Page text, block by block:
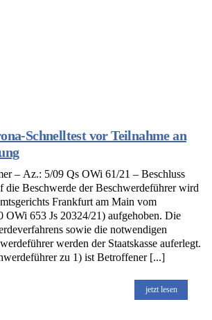
Schnelltest vor Teilnahme an
– Az.: 5/09 Qs OWi 61/21 – Beschluss
die Beschwerde der Beschwerdeführer wird
Frankfurt am Main vom
OWi 653 Js 20324/21) aufgehoben. Die
sowie die notwendigen
werden der Staatskasse auferlegt.
zu 1) ist Betroffener [...]
jetzt lesen